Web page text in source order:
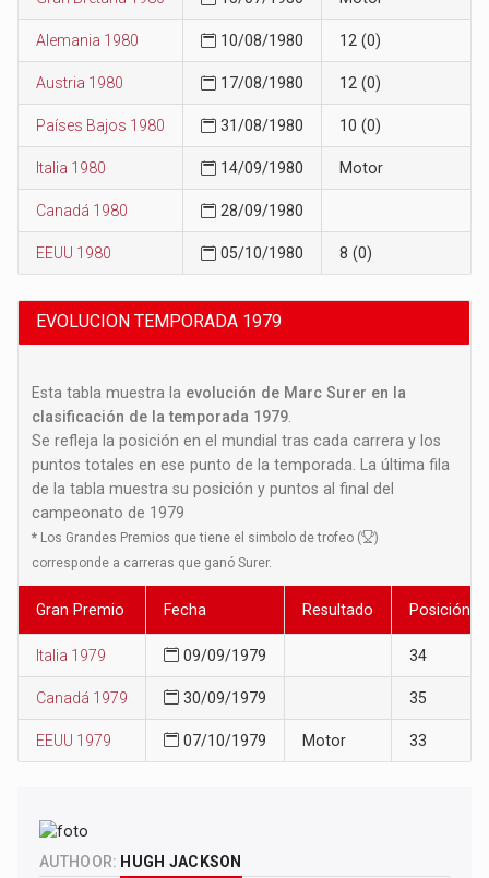
Alemania 1980 10/08/1980 12 (0)
Austria 1980 17/08/1980 12 (0)
Países Bajos 1980 31/08/1980 10 (0)
Italia 1980 14/09/1980 Motor
Canadá 1980 28/09/1980
EEUU 1980 05/10/1980 8 (0)
EVOLUCION TEMPORADA 1979
Esta tabla muestra la evolución de Marc Surer en la
clasificación de la temporada 1979
Se refleja la posición en el mundial tras cada carrera y los
puntos totales en ese punto de la temporada. La última fila
de la tabla muestra su posición y puntos al final del
campeonato de 1979
* Los Grandes Premios que tiene el simbolo de trofeo (
)
corresponde a carreras que ganó Surer.
Gran Premio Fecha Resultado Posición
Italia 1979 09/09/1979 34
Canadá 1979 30/09/1979 35
EEUU 1979 07/10/1979 Motor 33
AUTHOOR: HUGH JACKSON